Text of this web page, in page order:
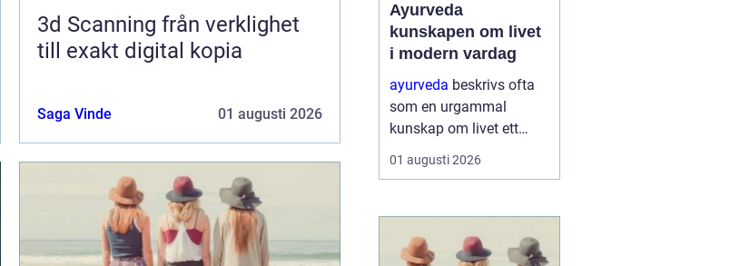
3d Scanning från verklighet
till exakt digital kopia
Saga Vinde 01 augusti 2026
Ayurveda
kunskapen om livet
i modern vardag
ayurveda beskrivs ofta
som en urgammal
kunskap om livet ett
praktiskt system för
hälsa som förenar kropp,
stället för att enbart
fokusera på symptom
försöker ayurvedan
01 augusti 2026